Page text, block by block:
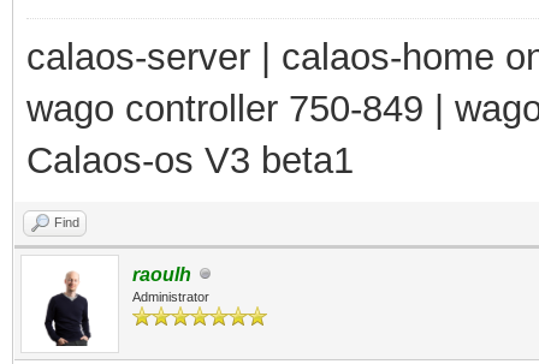
calaos-server | calaos-home
wago controller 750-849 |
Calaos-os V3 beta1
Find
raoulh
Administrator